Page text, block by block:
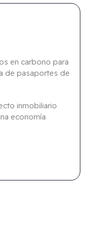
en carbono para
de pasaportes de
inmobiliario
economía